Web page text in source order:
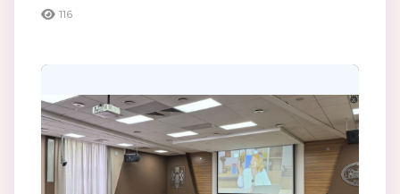
116